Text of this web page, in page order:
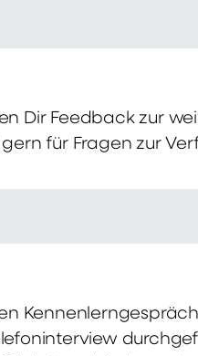
Dir Feedback zur
für Fragen zur